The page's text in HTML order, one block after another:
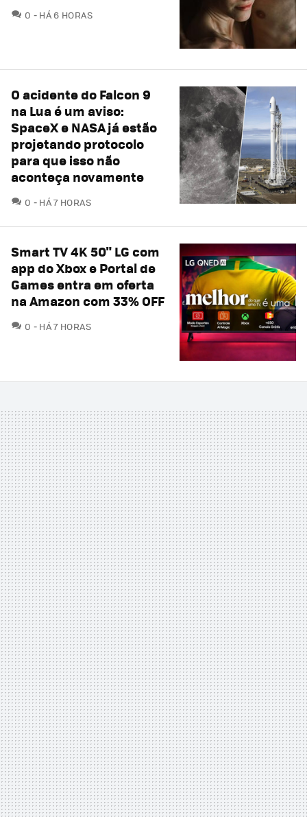
0 COMENTÁRIOS
HÁ 6 HORAS
O acidente do Falcon 9
na Lua é um aviso:
SpaceX e NASA já estão
projetando protocolo
para que isso não
aconteça novamente
0 COMENTÁRIOS
HÁ 7 HORAS
Smart TV 4K 50" LG com
app do Xbox e Portal de
Games entra em oferta
na Amazon com 33% OFF
0 COMENTÁRIOS
HÁ 7 HORAS